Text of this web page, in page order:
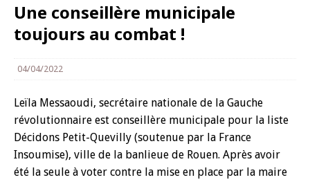
Une conseillère municipale
toujours au combat !
04/04/2022
Leïla Messaoudi, secrétaire nationale de la Gauche
révolutionnaire est conseillère municipale pour la liste
Décidons Petit-Quevilly (soutenue par la France
Insoumise), ville de la banlieue de Rouen. Après avoir
été la seule à voter contre la mise en place par la maire